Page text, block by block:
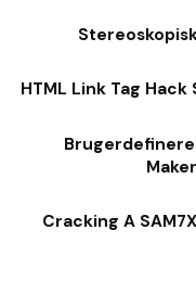
HTML Link Tag
Cracking A